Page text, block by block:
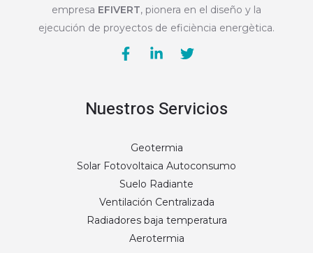
empresa EFIVERT, pionera en el diseño y la
ejecución de proyectos de eficiència energètica.
Nuestros Servicios
Geotermia
Solar Fotovoltaica Autoconsumo
Suelo Radiante
Ventilación Centralizada
Radiadores baja temperatura
Aerotermia